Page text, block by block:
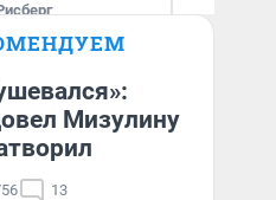
более 7000
и диагностических
Мизулину
13